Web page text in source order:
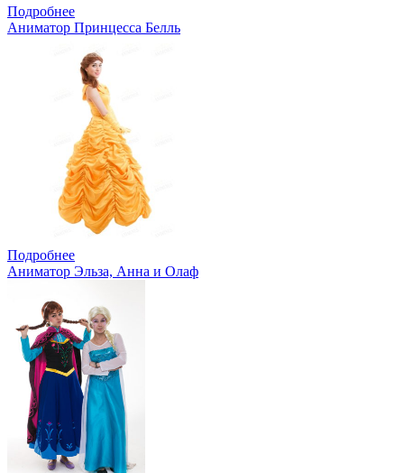
Подробнее
Аниматор Принцесса Белль
Подробнее
Аниматор Эльза, Анна и Олаф